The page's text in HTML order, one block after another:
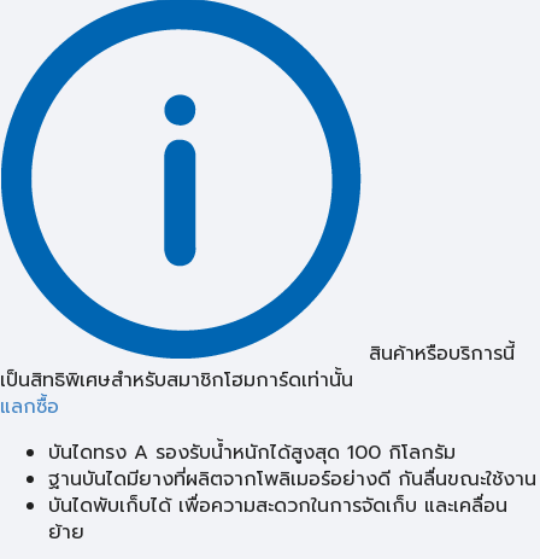
สินค้าหรือบริการนี้
เป็นสิทธิพิเศษสำหรับสมาชิกโฮมการ์ดเท่านั้น
แลกซื้อ
บันไดทรง A รองรับน้ำหนักได้สูงสุด 100 กิโลกรัม
ฐานบันไดมียางที่ผลิตจากโพลิเมอร์อย่างดี กันลื่นขณะใช้งาน
บันไดพับเก็บได้ เพื่อความสะดวกในการจัดเก็บ และเคลื่อน
ย้าย